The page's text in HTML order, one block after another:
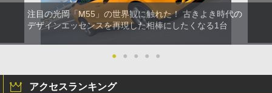
注目の光岡「M55」の世界観に触れた！ 古きよき時代の
デザインエッセンスを再現した相棒にしたくなる1台
● ● ● ● ●
アクセスランキング